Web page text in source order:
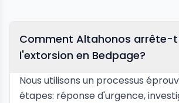
Comment Altahonos arrête-
l'extorsion en Bedpage?
Nous utilisons un processus
étapes: réponse d'urgence,